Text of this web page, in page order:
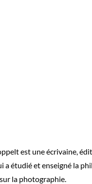
est une écrivaine,
a étudié et enseigné la
la photographie.